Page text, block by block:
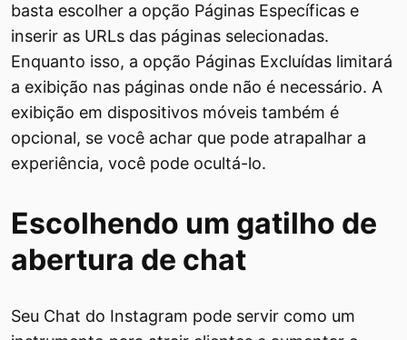
basta escolher a opção Páginas Específicas e
inserir as URLs das páginas selecionadas.
Enquanto isso, a opção Páginas Excluídas limitará
a exibição nas páginas onde não é necessário. A
exibição em dispositivos móveis também é
opcional, se você achar que pode atrapalhar a
experiência, você pode ocultá-lo.
Escolhendo um gatilho de
abertura de chat
Seu Chat do Instagram pode servir como um